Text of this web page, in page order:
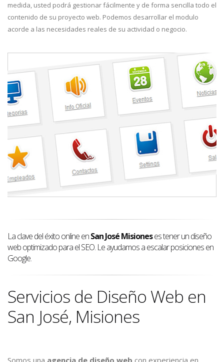
medida, usted podrá gestionar fácilmente y de forma sencilla todo el
contenido de su proyecto web. Podemos desarrollar el modulo
acorde a las necesidades reales de su actividad o negocio.
La clave del éxito online enSan José Misioneses tener un diseño
web optimizado para el SEO. Le ayudamos a escalar posiciones en
Google.
Servicios de Diseño Web en
San José, Misiones
Somos una agencia de diseño web con experiencia en